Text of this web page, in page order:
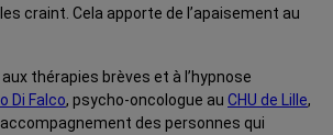
craint. Cela apporte de l’apaisement au
thérapies brèves et à l’hypnose
Di Falco, psycho-oncologue au CHU de Lille,
des personnes qui